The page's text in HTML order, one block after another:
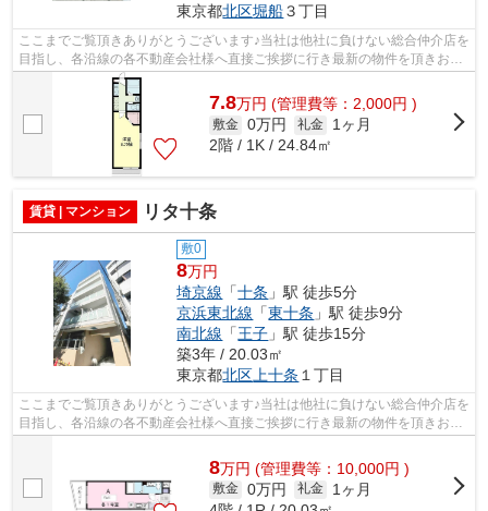
東京都北区堀船３丁目
ここまでご覧頂きありがとうございます♪当社は他社に負けない総合仲介店を
目指し、各沿線の各不動産会社様へ直接ご挨拶に行き最新の物件を頂きお客
様へ提供しております！最新の情報は...
7.8万円 (管理費等：2,000円 )
敷金 0万円 礼金
1ヶ月
2階 / 1K / 24.84㎡
賃貸 | マンション リタ十条
敷0
8万円
埼京線 「十条 」駅 徒歩5分
京浜東北線 「東十条 」駅 徒歩9分
南北線 「王子 」駅 徒歩15分
築3年 / 20.03㎡
東京都北区上十条 １丁目
ここまでご覧頂きありがとうございます♪当社は他社に負けない総合仲介店を
目指し、各沿線の各不動産会社様へ直接ご挨拶に行き最新の物件を頂きお客
8万円 (管理費等：10,000円 )
敷金 0万円 礼金
1ヶ月